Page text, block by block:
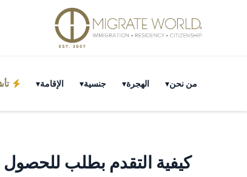
من نحن الهجرة جنسية الإقامة
كيفية التقدم بطلب للحصول